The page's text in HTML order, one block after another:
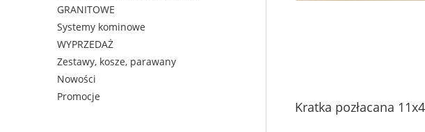
GRANITOWE
Systemy kominowe
WYPRZEDAŻ
Zestawy, kosze, parawany
Nowości
Promocje
Kratka pozłacana